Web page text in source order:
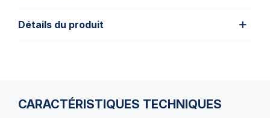
Détails du produit
CARACTÉRISTIQUES TECHNIQUES